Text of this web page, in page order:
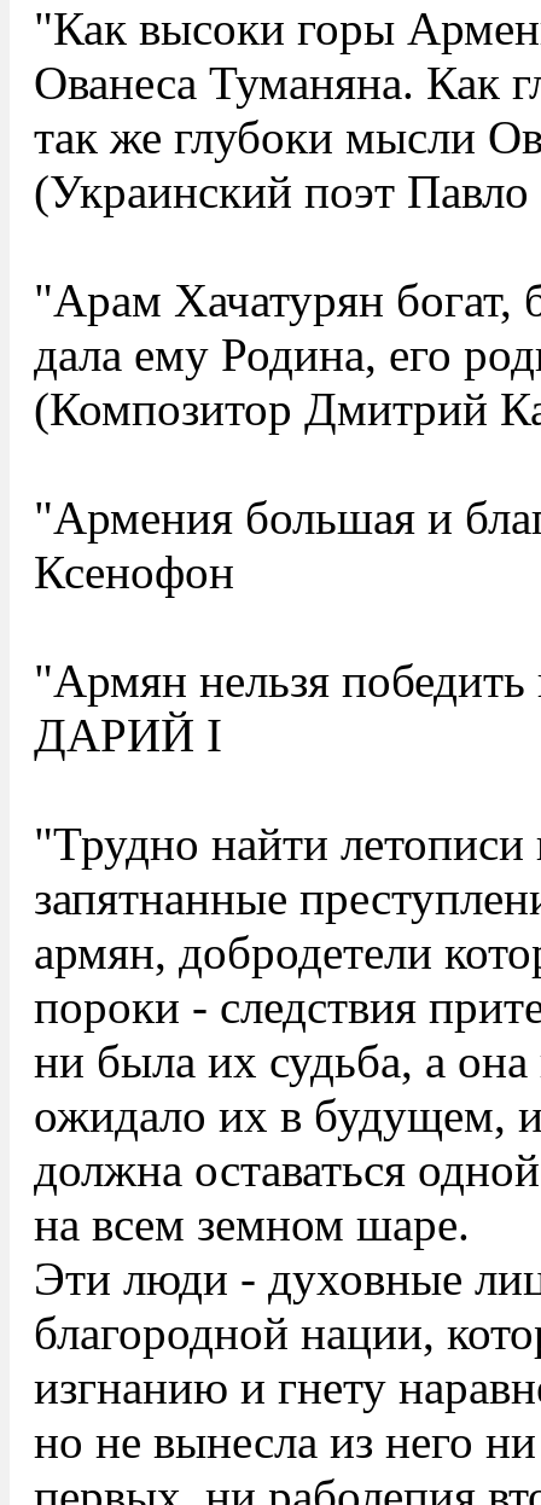
"Как высоки горы
Ованеса Туманяна. Как
так же глубоки мысли
(Украинский поэт
"Арам Хачатурян богат,
дала ему Родина, его
(Композитор Дмитрий
"Армения большая и
Ксенофон
"Армян нельзя
ДАРИЙ I
"Трудно найти летописи
запятнанные
армян, добродетели
пороки - следствия
ни была их судьба, а
ожидало их в будущем,
должна оставаться
на всем земном шаре.
Эти люди - духовные
благородной нации,
изгнанию и гнету
но не вынесла из него